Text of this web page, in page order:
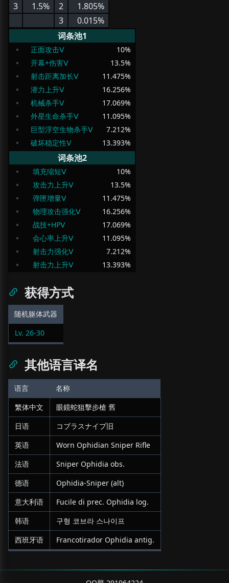
3
1.5% 2
1.805%
3
0.015%
词条池1
正面攻击Ⅴ 10%
开幕+伤害Ⅴ
13.5%
射击距离加长Ⅴ
11.475%
潜力上升Ⅴ
16.256%
机械杀手Ⅴ
17.069%
外星生命杀手Ⅴ
11.095%
巨型浮空生物杀手Ⅴ
7.212%
破坏稳定性Ⅴ
13.393%
词条池2
填充缩短Ⅴ 10%
攻击力上升Ⅴ
13.5%
弹匣增量Ⅴ
11.475%
物理攻击强化Ⅴ
16.256%
战技+HPⅤ
17.069%
会心率上升Ⅴ
11.095%
射击力强化Ⅴ
7.212%
射击力上升Ⅴ
13.393%
获得方式
随机躯体武器
Lv. 26-30
其他语言译名
语言
名称
繁体中文
眼鏡蛇狙擊步槍 舊
日语
コブラスナイプ旧
英语
Worn Ophidian Sniper Rifle
法语
Sniper Ophidia obs.
德语
Ophidia-Sniper (alt)
意大利语
Fucile di prec. Ophidia log.
韩语
구형 코브라 스나이프
西班牙语
Francotirador Ophidia antig.